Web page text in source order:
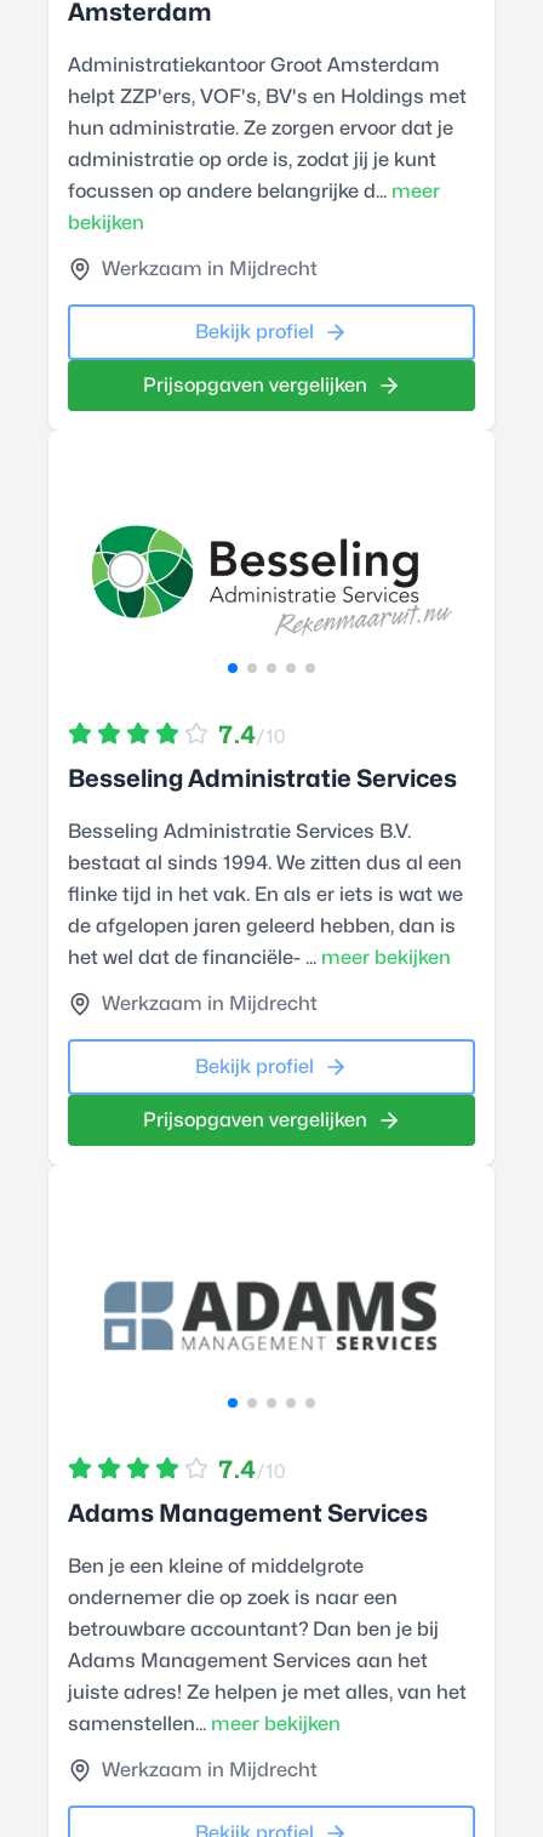
Amsterdam
Administratiekantoor Groot Amsterdam
helpt ZZP'ers, VOF's, BV's en Holdings met
hun administratie. Ze zorgen ervoor dat je
administratie op orde is, zodat jij je kunt
focussen op andere belangrijke d... meer
bekijken
Werkzaam in Mijdrecht
Bekijk profiel
Prijsopgaven vergelijken
7.4/10
Besseling Administratie Services
Besseling Administratie Services B.V.
bestaat al sinds 1994. We zitten dus al een
flinke tijd in het vak. En als er iets is wat we
de afgelopen jaren geleerd hebben, dan is
het wel dat de financiële- ... meer bekijken
Werkzaam in Mijdrecht
Bekijk profiel
Prijsopgaven vergelijken
7.4/10
Adams Management Services
Ben je een kleine of middelgrote
ondernemer die op zoek is naar een
betrouwbare accountant? Dan ben je bij
Adams Management Services aan het
juiste adres! Ze helpen je met alles, van het
samenstellen... meer bekijken
Werkzaam in Mijdrecht